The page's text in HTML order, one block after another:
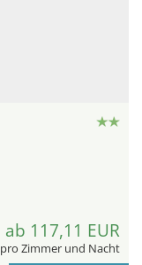
ab 117,11 EUR
pro Zimmer und Nacht